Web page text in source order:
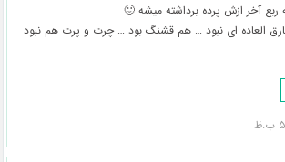
آخر ازش پرده برداشته میشه 🙂
العاده ای نبود … هم قشنگ بود … چرت و پرت هم نبود